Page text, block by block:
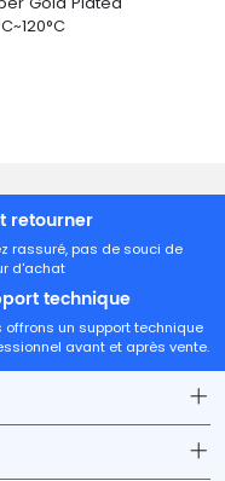
retourner
rassuré, pas de souci de
d'achat
technique
offrons un support technique
avant et après vente.